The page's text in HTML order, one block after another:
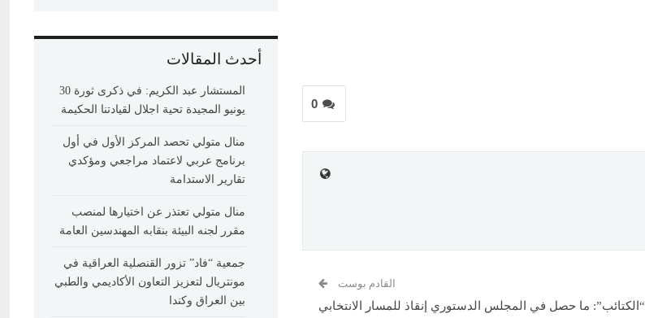
0
القادم بوست
“الكتائب”: ما حصل في المجلس الدستوري إنقاذ للمسار الانتخابي
أحدث المقالات
المستشار عبد الكريم: في ذكرى ثورة 30
يونيو المجيدة تحية اجلال لقيادتنا الحكيمة
منال متولي تحصد المركز الأول في أول
برنامج عربي لاعتماد مراجعي ومؤكدي
تقارير الاستدامة
منال متولي تعتذر عن اختيارها لمنصب
مقرر لجنه البيئة بنقابه المهندسين العامة
جمعية “فاد” تزور القنصلية العراقية في
مونتريال لتعزيز التعاون الأكاديمي والطبي
بين العراق وكندا